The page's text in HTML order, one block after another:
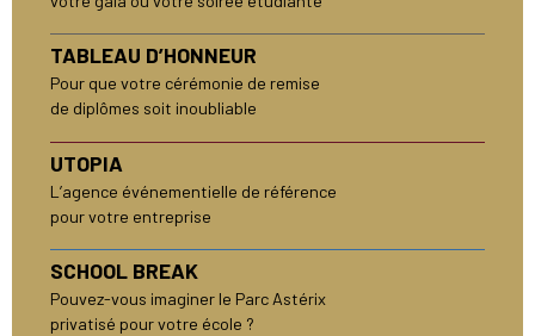
TABLEAU D’HONNEUR
Pour que votre cérémonie de remise
de diplômes soit inoubliable
UTOPIA
L’agence événementielle de référence
pour votre entreprise
SCHOOL BREAK
Pouvez-vous imaginer le Parc Astérix
privatisé pour votre école ?